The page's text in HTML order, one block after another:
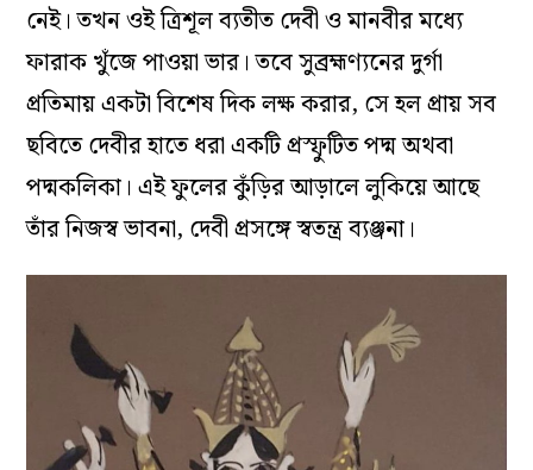
নেই।তখন ওই ত্রিশূল ব্যতীত দেবী ও মানবীর মধ্যে
ফারাক খুঁজে পাওয়া ভার।তবে সুব্রহ্মণ্যনের দুর্গা
প্রতিমায় একটা বিশেষ দিক লক্ষ করার, সে হল প্রায় সব
ছবিতে দেবীর হাতে ধরা একটি প্রস্ফুটিত পদ্ম অথবা
পদ্মকলিকা। এই ফুলের কুঁড়ির আড়ালে লুকিয়ে আছে
তাঁর নিজস্ব ভাবনা, দেবী প্রসঙ্গে স্বতন্ত্র ব্যঞ্জনা।